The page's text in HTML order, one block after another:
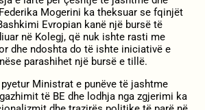
Mogerini ka theksuar se fqinjët
Evropian kanë një bursë të
në Kolegj, që nuk ishte rasti me
dhe ndoshta do të ishte iniciativë e
parashihet një bursë e tillë.
Ministrat e punëve të jashtme
të BE dhe lodhja nga zgjerimi ka